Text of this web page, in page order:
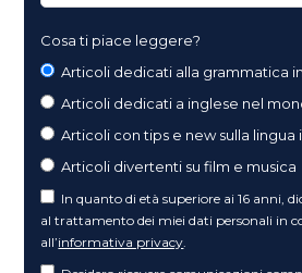
Cosa ti piace leggere?
Articoli dedicati alla grammatica
Articoli dedicati a inglese nel
Articoli con tips e new sulla lingua
Articoli divertenti su film e musica
In quanto di età superiore ai 16 anni,
al trattamento dei miei dati personali in
all’informativa privacy.